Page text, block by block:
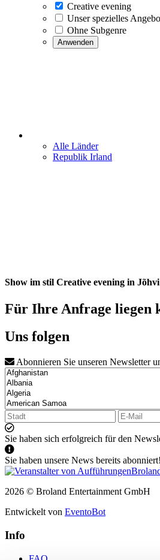
Creative evening
Unser spezielles
Ohne Subgenre
Anwenden
Alle Länder
Republik Irland
Show im stil Creative evening in
Für Ihre Anfrage liegen
Uns folgen
Abonnieren Sie unseren Newsletter
Sie haben sich erfolgreich für den
Sie haben unsere News bereits abonniert!
2026 © Broland Entertainment GmbH
Entwickelt von EventoBot
Info